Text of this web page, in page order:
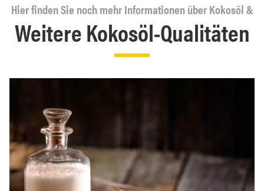
Weitere Kokosöl-Qualitäten
Hier finden Sie noch mehr Informationen über Kokosöl &